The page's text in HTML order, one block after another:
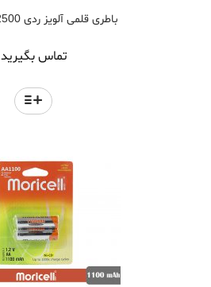
باطری قلمی آلویز ردی 2500 میلی آمپر
تماس بگیرید